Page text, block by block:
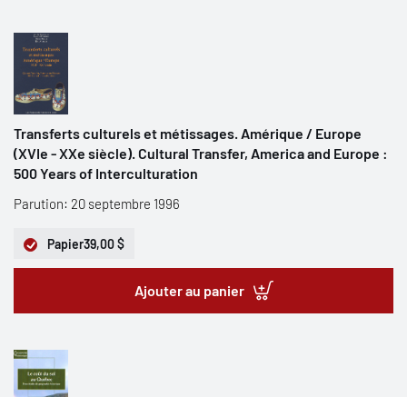
Transferts culturels et métissages. Amérique / Europe
(XVIe - XXe siècle). Cultural Transfer, America and Europe :
500 Years of Interculturation
Parution: 20 septembre 1996
Papier39,00 $
Ajouter au panier